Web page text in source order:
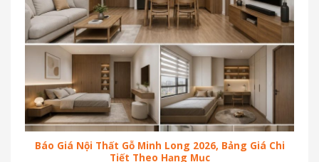
Báo Giá Nội Thất Gỗ Minh Long 2026, Bảng Giá Chi
Tiết Theo Hạng Mục